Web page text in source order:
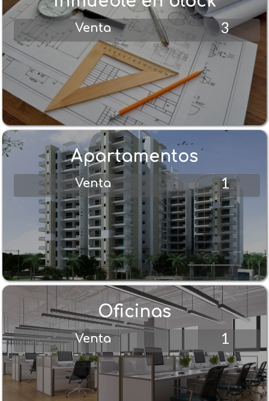
Venta 3
Apartamentos
Venta 1
Oficinas
Venta 1